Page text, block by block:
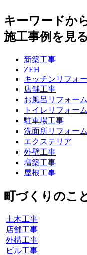
キーワードか
施工事例を見る
新築工事
ZEH
キッチンリフォ
店舗工事
お風呂リフォーム
トイレリフォーム
駐車場工事
洗面所リフォーム
エクステリア
外壁工事
増築工事
屋根工事
町づくりのこ
土木工事
店舗工事
外構工事
ビル工事